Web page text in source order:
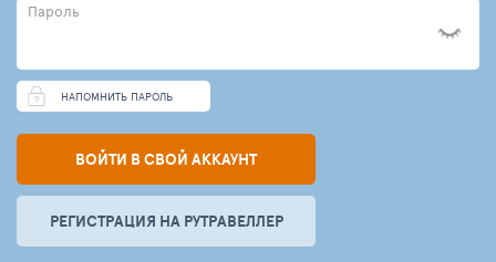
Пароль
НАПОМНИТЬ ПАРОЛЬ
ВОЙТИ В СВОЙ АККАУНТ
РЕГИСТРАЦИЯ НА РУТРАВЕЛЛЕР